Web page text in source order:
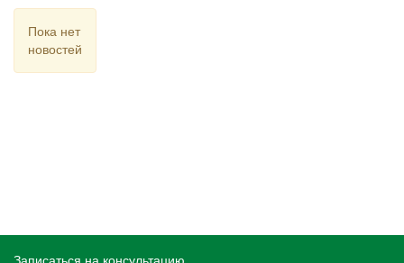
Пока нет
новостей